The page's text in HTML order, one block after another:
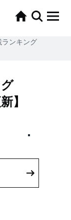
ランキング
】